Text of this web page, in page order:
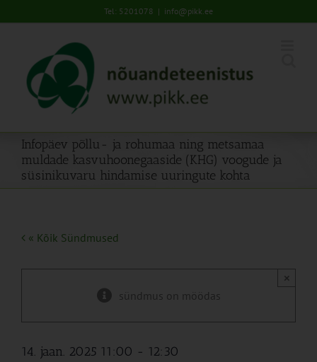
to
Tel: 5201078 | info@pikk.ee
Infopäev põllu- ja rohumaa ning metsamaa
muldade kasvuhoonegaaside (KHG) voogude ja
süsinikuvaru hindamise uuringute kohta
« Kõik Sündmused
sündmus on möödas
×
14. jaan. 2025 11:00 - 12:30